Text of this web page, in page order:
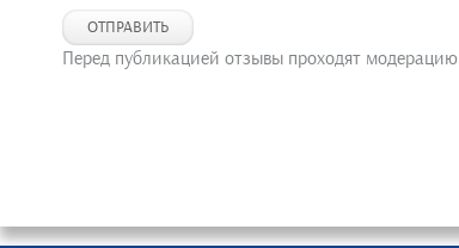
ОТПРАВИТЬ
Перед публикацией отзывы проходят модерацию